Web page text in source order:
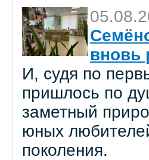
вновь
И, судя по
пришлось по
заметный
юных
поколения.